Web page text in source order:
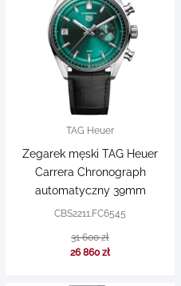
TAG Heuer
Zegarek męski TAG Heuer
Carrera Chronograph
automatyczny 39mm
CBS2211.FC6545
31 600 zł
26 860 zł